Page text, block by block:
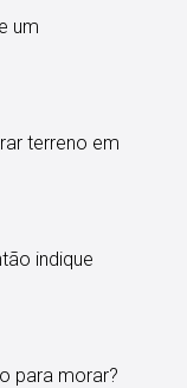
um
terreno em
indique
para morar?